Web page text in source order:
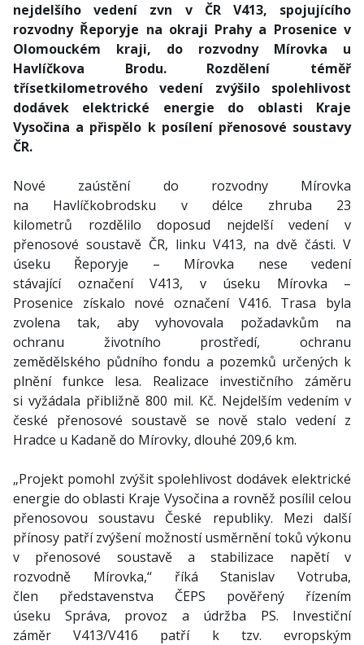
nejdelšího vedení zvn v ČR V413, spojujícího
rozvodny Řeporyje na okraji Prahy a Prosenice v
Olomouckém kraji, do rozvodny Mírovka u
Havlíčkova Brodu. Rozdělení téměř
třísetkilometrového vedení zvýšilo spolehlivost
dodávek elektrické energie do oblasti Kraje
Vysočina a přispělo k posílení přenosové soustavy
ČR.
Nové zaústění do rozvodny Mírovka
na Havlíčkobrodsku v délce zhruba 23
kilometrů rozdělilo doposud nejdelší vedení v
přenosové soustavě ČR, linku V413, na dvě části. V
úseku Řeporyje – Mírovka nese vedení
stávající označení V413, v úseku Mírovka –
Prosenice získalo nové označení V416. Trasa byla
zvolena tak, aby vyhovovala požadavkům na
ochranu životního prostředí, ochranu
zemědělského půdního fondu a pozemků určených k
plnění funkce lesa. Realizace investičního záměru
si vyžádala přibližně 800 mil. Kč. Nejdelším vedením v
české přenosové soustavě se nově stalo vedení z
Hradce u Kadaně do Mírovky, dlouhé 209,6 km.
„Projekt pomohl zvýšit spolehlivost dodávek elektrické
energie do oblasti Kraje Vysočina a rovněž posílil celou
přenosovou soustavu České republiky. Mezi další
přínosy patří zvýšení možností usměrnění toků výkonu
v přenosové soustavě a stabilizace napětí v
rozvodně Mírovka,“ říká Stanislav Votruba,
člen představenstva ČEPS pověřený řízením
úseku Správa, provoz a údržba PS. Investiční
záměr V413/V416 patří k tzv. evropským